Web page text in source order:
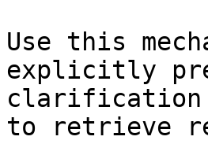
Use this
explicitly
clarification